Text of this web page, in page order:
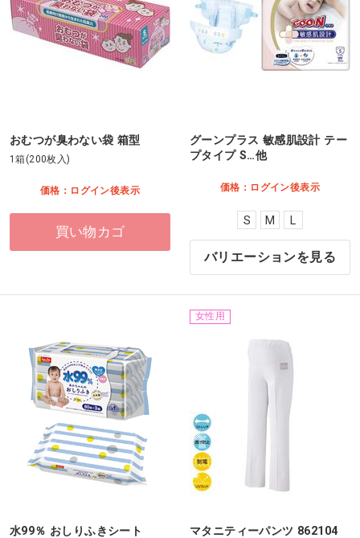
おむつが臭わない袋 箱型
1箱(200枚入)
価格：ログイン後表示
買い物カゴ
グーンプラス 敏感肌設計 テー
プタイプ S…他
価格：ログイン後表示
S M L
バリエーションを見る
水99％ おしりふきシート
女性用
マタニティーパンツ 862104